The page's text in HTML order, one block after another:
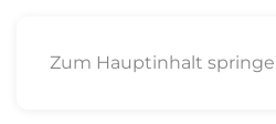
Zum Hauptinhalt